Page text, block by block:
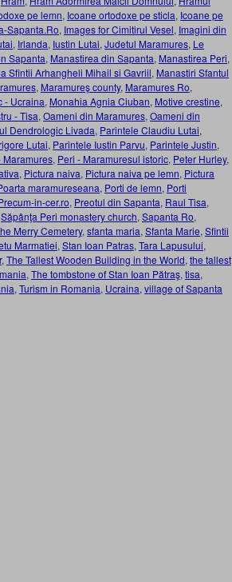
pe lemn, Icoane ortodoxe pe sticla, Icoane pe
Sapanta.Ro, Images for Cimitirul Vesel, Imagini din
, Irlanda, Iustin Lutai, Judetul Maramures, Le
Sapanta, Manastirea din Sapanta, Manastirea Peri,
Sfintii Arhangheli Mihail si Gavriil, Manastiri Sfantul
, Maramureş county, Maramures Ro,
- Ucraina, Monahia Agnia Ciuban, Motive crestine,
- Tisa, Oameni din Maramures, Oameni din
Dendrologic Livada, Parintele Claudiu Lutai,
Lutai, Parintele Iustin Parvu, Parintele Justin,
Maramures, Peri - Maramuresul istoric, Peter Hurley,
, Pictura naiva, Pictura naiva pe lemn, Pictura
maramureseana, Porti de lemn, Porti
in-cer.ro, Preotul din Sapanta, Raul Tisa,
Săpânţa Peri monastery church, Sapanta Ro,
Merry Cemetery, sfanta maria, Sfanta Marie, Sfintii
Marmatiei, Stan Ioan Patras, Tara Lapusului,
, The Tallest Wooden Building in the World, the tallest
, The tombstone of Stan Ioan Pătraş, tisa,
, Turism in Romania, Ucraina, village of Sapanta